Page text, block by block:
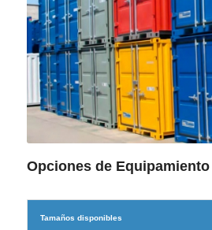
Opciones de Equipamiento
Tamaños disponibles